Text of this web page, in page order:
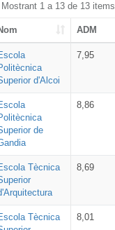
Mostrant 1 a 13 de 13 items
ADM
d'Alcoi
7,95
de
8,86
Tècnica
8,69
Tècnica
8,01